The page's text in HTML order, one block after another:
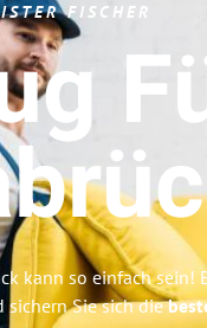
FISCHER
kann so einfach sein!
sichern Sie sich die